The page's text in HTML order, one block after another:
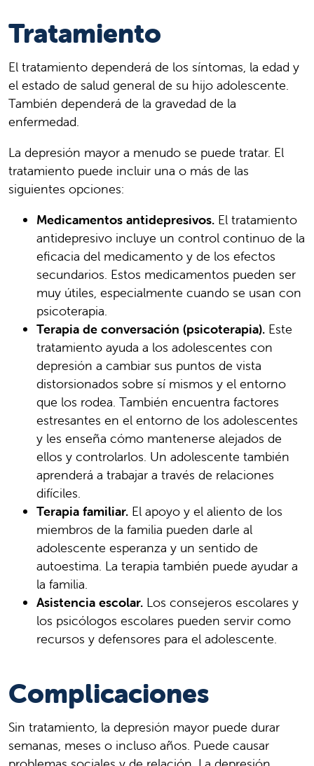
Tratamiento
El tratamiento dependerá de los síntomas, la edad y
el estado de salud general de su hijo adolescente.
También dependerá de la gravedad de la
enfermedad.
La depresión mayor a menudo se puede tratar. El
tratamiento puede incluir una o más de las
siguientes opciones:
Medicamentos antidepresivos. El tratamiento
antidepresivo incluye un control continuo de la
eficacia del medicamento y de los efectos
secundarios. Estos medicamentos pueden ser
muy útiles, especialmente cuando se usan con
psicoterapia.
Terapia de conversación (psicoterapia). Este
tratamiento ayuda a los adolescentes con
depresión a cambiar sus puntos de vista
distorsionados sobre sí mismos y el entorno
que los rodea. También encuentra factores
estresantes en el entorno de los adolescentes
y les enseña cómo mantenerse alejados de
ellos y controlarlos. Un adolescente también
aprenderá a trabajar a través de relaciones
difíciles.
Terapia familiar. El apoyo y el aliento de los
miembros de la familia pueden darle al
adolescente esperanza y un sentido de
autoestima. La terapia también puede ayudar a
la familia.
Asistencia escolar. Los consejeros escolares y
los psicólogos escolares pueden servir como
recursos y defensores para el adolescente.
Complicaciones
Sin tratamiento, la depresión mayor puede durar
semanas, meses o incluso años. Puede causar